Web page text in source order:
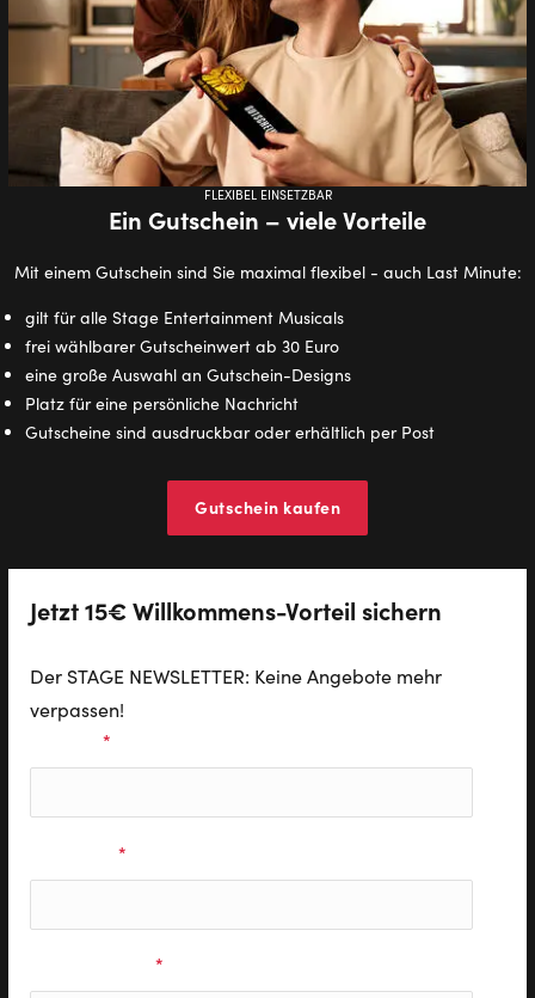
FLEXIBEL EINSETZBAR
Ein Gutschein – viele Vorteile
Mit einem Gutschein sind Sie maximal flexibel - auch Last Minute:
gilt für alle Stage Entertainment Musicals
frei wählbarer Gutscheinwert ab 30 Euro
eine große Auswahl an Gutschein-Designs
Platz für eine persönliche Nachricht
Gutscheine sind ausdruckbar oder erhältlich per Post
Gutschein kaufen
Jetzt 15€ Willkommens-Vorteil sichern
Der STAGE NEWSLETTER: Keine Angebote mehr
verpassen!
*
*
*